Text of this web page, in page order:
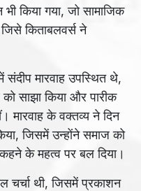
भी किया गया, जो सामाजिक
किताबलवर्स ने
मारवाह उपस्थित थे,
साझा किया और पारीक
मारवाह के वक्तव्य ने दिन
जिसमें उन्होंने समाज को
के महत्व पर बल दिया।
चर्चा थी, जिसमें प्रकाशन